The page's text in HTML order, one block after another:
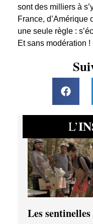
sont des milliers à
France, d’Amérique
une seule règle :
Et sans modération !
L’
Les